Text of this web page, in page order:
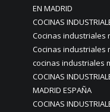
EN MADRID
COCINAS
Cocinas industriales
Cocinas industriales
cocinas industriales
COCINAS
MADRID ESPAÑA
COCINAS